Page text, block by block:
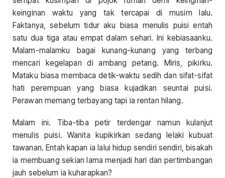
keinginan waktu yang tak tercapai di musim lalu.
Faktanya, sebelum tidur aku biasa menulis puisi entah
satu dua tiga atau empat dalam sehari. Ini kebiasaanku.
Malam-malamku bagai kunang-kunang yang terbang
mencari kegelapan di ambang petang. Miris, pikirku.
Mataku biasa membaca detik-waktu sedih dan sifat-sifat
hati perempuan yang biasa kujadikan seuntai puisi.
Perawan memang terbayang tapi ia rentan hilang.
Malam ini. Tiba-tiba petir terdengar namun kulanjut
menulis puisi. Wanita kupikirkan sedang lelaki kubuat
tawanan. Entah kapan ia lalui hidup sendiri sendiri, bisakah
ia membuang sekian lama menjadi hari dan pertimbangan
jauh sebelum ia kuharapkan?